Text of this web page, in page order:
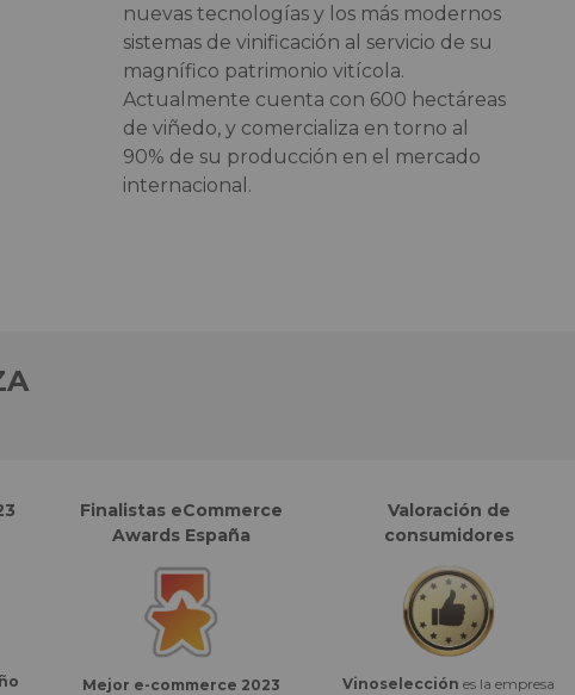
nuevas tecnologías y los más modernos
sistemas de vinificación al servicio de su
magnífico patrimonio vitícola.
Actualmente cuenta con 600 hectáreas
de viñedo, y comercializa en torno al
90% de su producción en el mercado
internacional.
Finalistas eCommerce
Awards España
Mejor e-commerce 2023
Valoración de
consumidores
Vinoselección es la empresa